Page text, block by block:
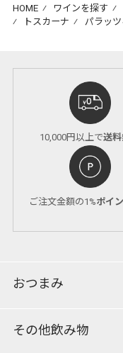
HOME ⁄ ワインを探す ⁄
⁄
トスカーナ ⁄ パラッツ
10,000円以上で送
ご注文金額の1%ポイ
おつまみ
その他飲み物